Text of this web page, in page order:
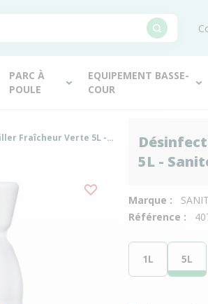
PARC À
POULE
EQUIPEMENT BASSE-
COUR
5L -
Marque :
Référence :
1L 5L
Désinfectant Plus poulailler Fraîcheur Verte 5L - Saniterpen